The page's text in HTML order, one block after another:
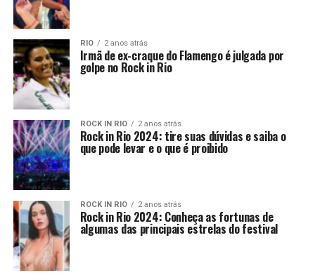
RIO 2 anos atrás
Irmã de ex-craque do Flamengo é julgada por
golpe no Rock in Rio
ROCK IN RIO 2 anos atrás
Rock in Rio 2024: tire suas dúvidas e saiba o
que pode levar e o que é proibido
ROCK IN RIO 2 anos atrás
Rock in Rio 2024: Conheça as fortunas de
algumas das principais estrelas do festival